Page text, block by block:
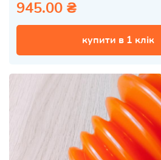
945.00 ₴
купити в 1 клік